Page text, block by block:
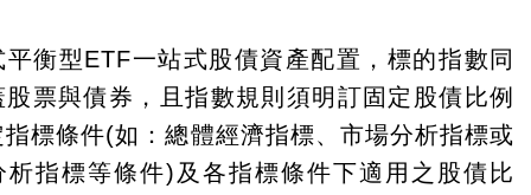
平衡型ETF一站式股債資產配置，標的指數同
股票與債券，且指數規則須明訂固定股債比例
指標條件(如：總體經濟指標、市場分析指標或
析指標等條件)及各指標條件下適用之股債比